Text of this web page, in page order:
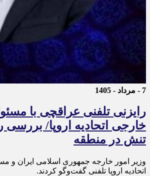
7 - مرداد - 1405
رایزنی تلفنی عراقچی با
خارجی اتحادیه اروپا/
تنش در منطقه
وزیر امور خارجه جمهوری اسلامی ایران
اتحادیه اروپا تلفنی گفت‌و‌گو کردند.